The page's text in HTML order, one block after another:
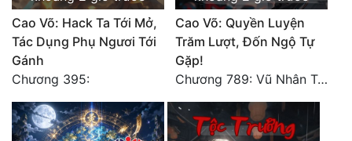
Cao Võ: Hack Ta Tới Mở,
Tác Dụng Phụ Ngươi Tới
Gánh
Chương 395:
Cao Võ: Quyền Luyện
Trăm Lượt, Đốn Ngộ Tự
Gặp!
Chương 789: Vũ Nhân Tộc niềm vui ngoài ý muốn (2)